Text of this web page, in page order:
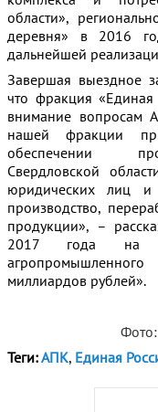
области»,
деревня» в 2016
дальнейшей
Завершая выездное
что фракция «Единая
внимание вопросам
нашей фракции
обеспечении
Свердловской
юридических лиц и
производство,
продукции», –
2017 года на
миллиардов рублей».
Фото:
Теги:АПК, Единая